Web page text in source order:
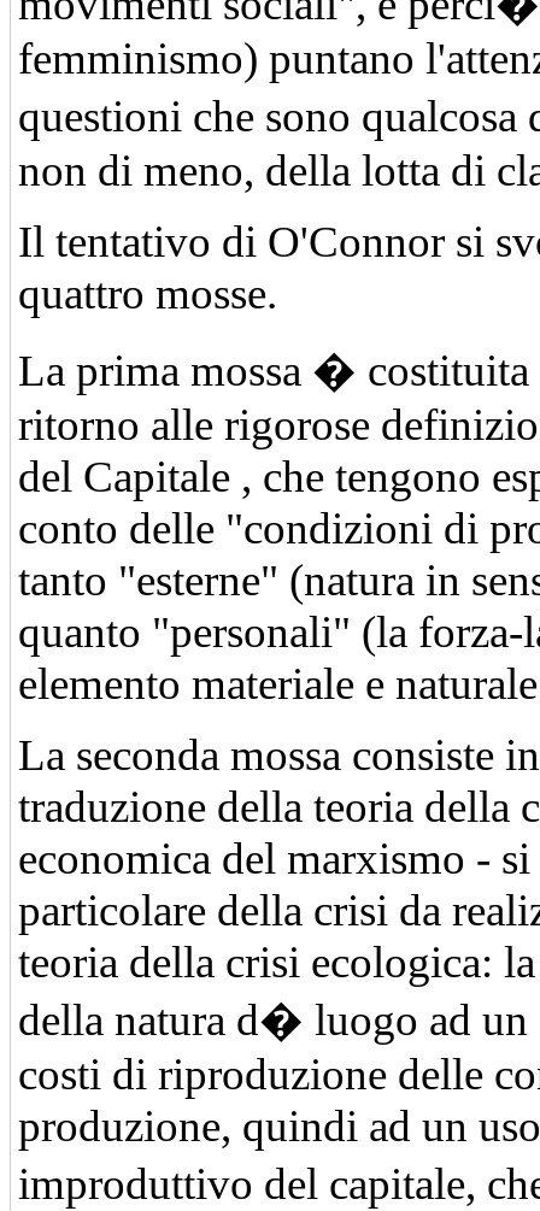
femminismo) puntano
questioni che sono
non di meno, della lotta di
Il tentativo di O'Connor si
quattro mosse.
La prima mossa � costituita
ritorno alle rigorose
del Capitale , che tengono
conto delle "condizioni di
tanto "esterne" (natura in
quanto "personali" (la forza-
elemento materiale e naturale
La seconda mossa consiste
traduzione della teoria della
economica del marxismo -
particolare della crisi da
teoria della crisi ecologica:
della natura d� luogo ad un
costi di riproduzione delle
produzione, quindi ad un uso
improduttivo del capitale,